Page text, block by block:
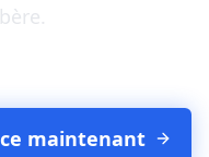
maintenant